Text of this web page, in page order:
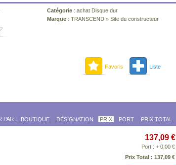
Catégorie : achat Disque dur
Marque : TRANSCEND » Site du constructeur
Favoris Liste
PAR : BOUTIQUE DÉSIGNATION PRIX PORT PRIX TOTAL
137,09 €
Port : + 0,00 €
Prix Total : 137,09 €